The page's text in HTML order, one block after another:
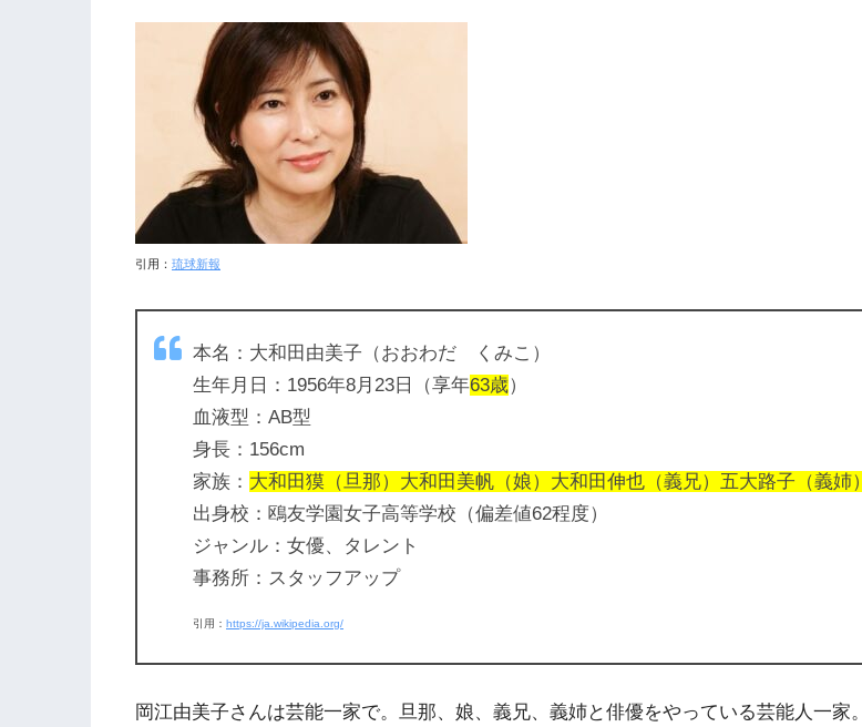
引用： 琉球新報
本名：大和田由美子（おおわだ くみこ）
生年月日：1956年8月23日（享年63歳）
血液型：AB型
身長：156cm
家族： 大和田獏（旦那）大和田美帆（娘）大和田伸也（義兄）五大路子（義姉）
出身校：鴎友学園女子高等学校（偏差値62程度）
ジャンル：女優、タレント
事務所：スタッフアップ
引用： https://ja.wikipedia.org/
岡江由美子さんは芸能一家で。旦那、娘、義兄、義姉と俳優をやっている芸能人一家。